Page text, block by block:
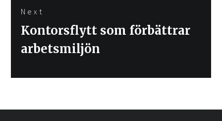
Next
Next
post:
Kontorsflytt som förbättrar
arbetsmiljön